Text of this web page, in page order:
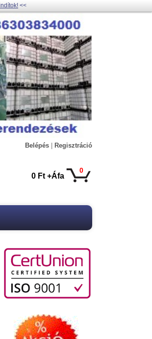
<<
Belépés Regisztráció
0
0 Ft +Áfa